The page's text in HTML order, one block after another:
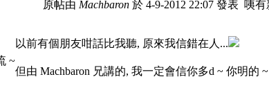
~
原帖由 Machbaron 於 4-9-2012 22:07 發表 咦有
以前有個朋友咁話比我聽, 原來我信錯在人...
但由 Machbaron 兄講的, 我一定會信你多d ~ 你明的 ~